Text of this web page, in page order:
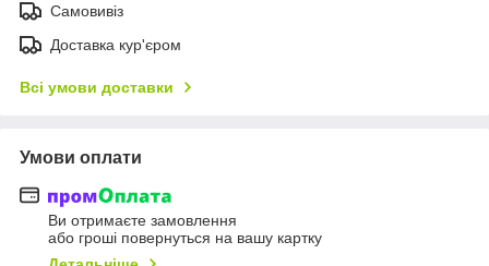
Самовивіз
Доставка кур'єром
Всі умови доставки
Умови оплати
Ви отримаєте замовлення
або гроші повернуться на вашу картку